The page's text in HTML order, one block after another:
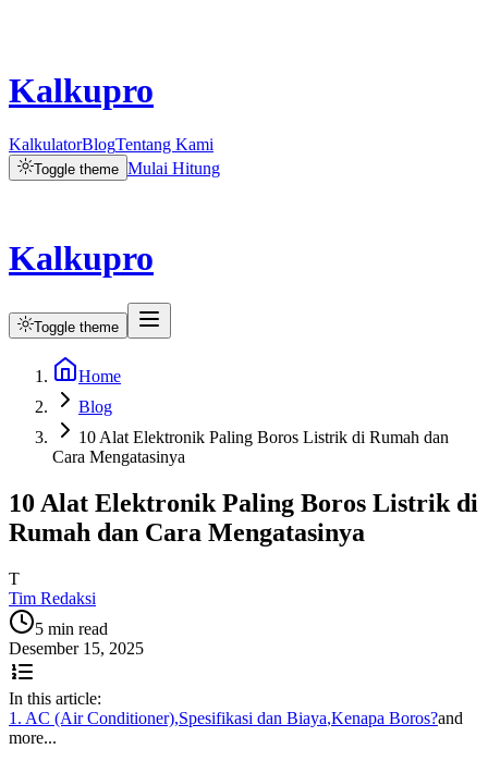
Kalkupro
KalkulatorBlogTentang Kami
Toggle theme Mulai Hitung
Kalkupro
Toggle theme
Home
Blog
10 Alat Elektronik Paling Boros Listrik di Rumah dan
Cara Mengatasinya
10 Alat Elektronik Paling Boros Listrik di
Rumah dan Cara Mengatasinya
T
Tim Redaksi
5 min read
Desember 15, 2025
In this article:
1. AC (Air Conditioner),Spesifikasi dan Biaya,Kenapa Boros?and
more...